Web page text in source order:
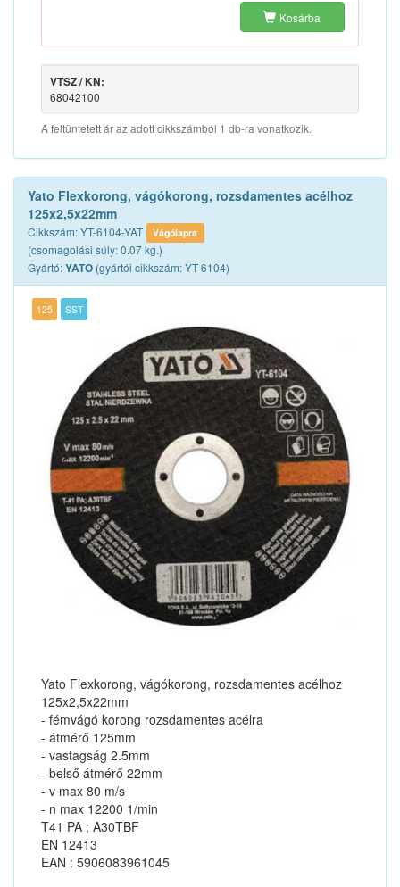
Kosárba
VTSZ / KN:
68042100
A feltüntetett ár az adott cikkszámból 1 db-ra vonatkozik.
Yato Flexkorong, vágókorong, rozsdamentes acélhoz
125x2,5x22mm
Cikkszám: YT-6104-YAT Vágólapra
(csomagolási súly: 0.07 kg.)
Gyártó:YATO (gyártói cikkszám: YT-6104)
125 SST
Yato Flexkorong, vágókorong, rozsdamentes acélhoz
125x2,5x22mm
- fémvágó korong rozsdamentes acélra
- átmérő 125mm
- vastagság 2.5mm
- belső átmérő 22mm
- v max 80 m/s
- n max 12200 1/min
T41 PA ; A30TBF
EN 12413
EAN : 5906083961045